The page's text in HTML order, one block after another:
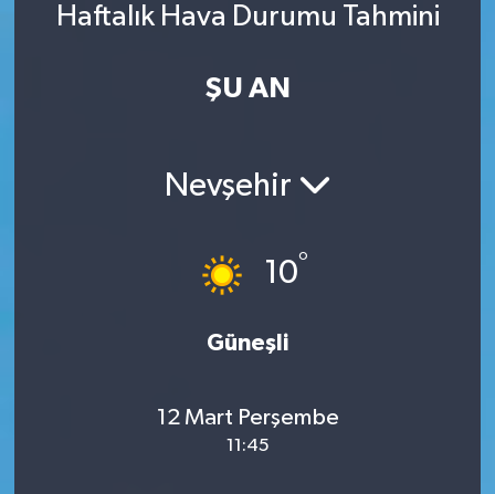
Haftalık Hava Durumu Tahmini
ŞU AN
Nevşehir
10°
Güneşli
12 Mart Perşembe
11:45
Süper Lig Puan Durumu ve Fikstür